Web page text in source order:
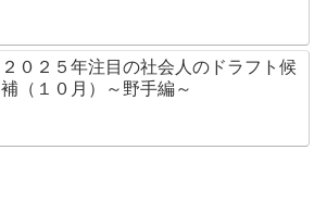
２０２５年注目の社会人のドラフト候
補（１０月）～野手編～